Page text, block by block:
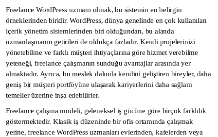
Freelance WordPress uzmanı olmak, bu sistemin en belirgin
örneklerinden biridir. WordPress, dünya genelinde en çok kullanılan
içerik yönetim sistemlerinden biri olduğundan, bu alanda
uzmanlaşmanın getirileri de oldukça fazladır. Kendi projelerinizi
yönetebilme ve farklı müşteri ihtiyaçlarına göre hizmet verebilme
yeteneği, freelance çalışmanın sunduğu avantajlar arasında yer
almaktadır. Ayrıca, bu meslek dalında kendini geliştiren bireyler, daha
geniş bir müşteri portföyüne ulaşarak kariyerlerini daha sağlam
temeller üzerine inşa edebilirler.
Freelance çalışma modeli, geleneksel iş gücüne göre birçok farklılık
göstermektedir. Klasik iş düzeninde bir ofis ortamında çalışmak
yerine, freelance WordPress uzmanları evlerinden, kafelerden veya